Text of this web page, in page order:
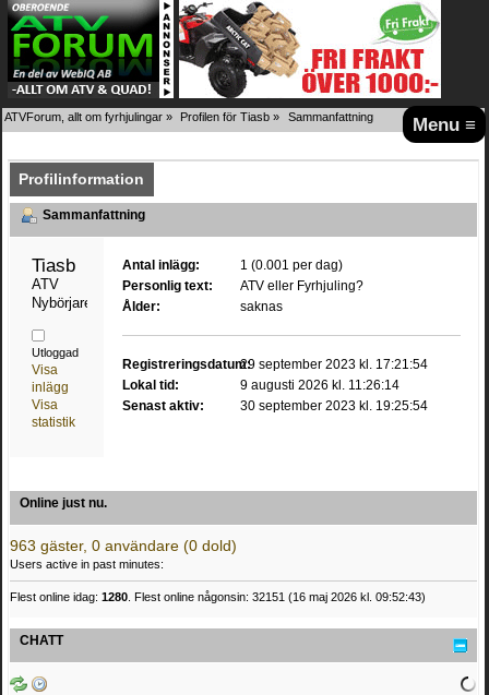
Menu ≡
ATVForum, allt om fyrhjulingar » Profilen för Tiasb » Sammanfattning
Profilinformation
Sammanfattning
Tiasb
ATV
Nybörjare
Utloggad
Visa
inlägg
Visa
statistik
Antal inlägg:
1 (0.001 per dag)
Personlig text:
ATV eller Fyrhjuling?
Ålder:
saknas
Registreringsdatum:29 september 2023 kl. 17:21:54
Lokal tid:
9 augusti 2026 kl. 11:26:14
Senast aktiv:
30 september 2023 kl. 19:25:54
Online just nu.
963 gäster, 0 användare (0 dold)
Users active in past minutes:
Flest online idag: 1280 . Flest online någonsin: 32151 (16 maj 2026 kl. 09:52:43)
CHATT